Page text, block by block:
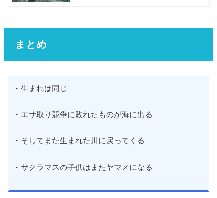
まとめ
・生まれは同じ
・エサ取り競争に敗れたものが海に出る
・そしてまた生まれた川に戻ってくる
・サクラマスの子供はまたヤマメになる